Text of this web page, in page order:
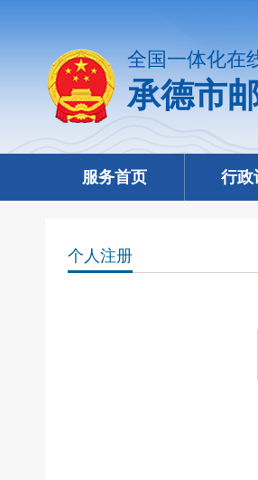
全国一体化在
承德市
服务首页 行政
个人注册